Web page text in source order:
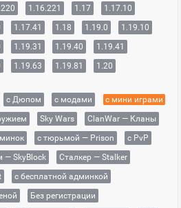
1.16.221 1.17
1.17.10
1.17.41 1.18 1.19.0
1.19.10
1.19.31 1.19.40
1.19.41
1.19.63 1.19.81 1.20
с Дюпом с модами
с мини играми
Sky Wars
ClanWar — Кланы
с тюрьмой — Prison
с PvP
— SkyBlock
Сталкер — Stalker
с бесплатной админкой
Без регистрации